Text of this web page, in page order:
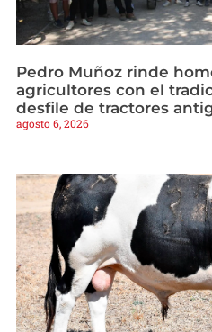
Pedro Muñoz rinde
agricultores con el
desfile de tractores
agosto 6, 2026